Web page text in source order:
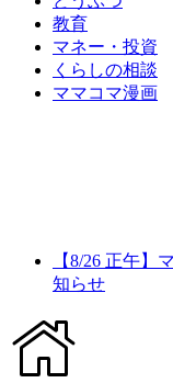
教育
マネー・投資
くらしの相談
ママコマ漫画
【8/26 正午】
知らせ